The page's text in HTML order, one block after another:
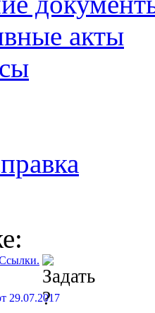
акты
29.07.2017